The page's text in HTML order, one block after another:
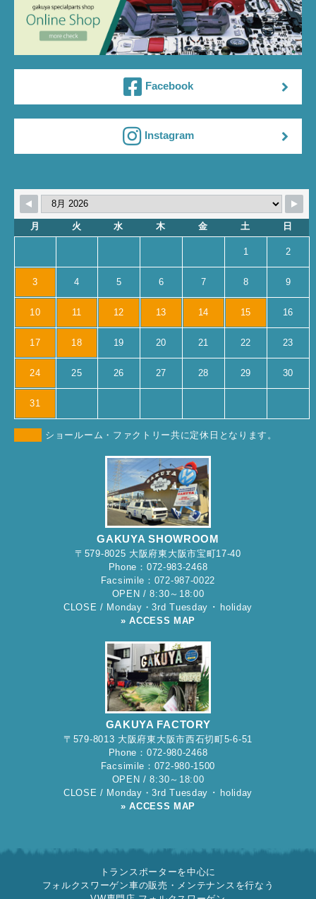
Facebook
Instagram
月 火 水 木 金 土 日
1 2
3 4 5 6 7 8 9
10 11 12 13 14 15 16
17 18 19 20 21 22 23
24 25 26 27 28 29 30
31
ショールーム・ファクトリー共に定休日となります。
GAKUYA SHOWROOM
〒579-8025 大阪府東大阪市宝町17-40
Phone：072-983-2468
Facsimile：072-987-0022
OPEN / 8:30～18:00
CLOSE / Monday・3rd Tuesday ･ holiday
» ACCESS MAP
GAKUYA FACTORY
〒579-8013 大阪府東大阪市西石切町5-6-51
Phone：072-980-2468
Facsimile：072-980-1500
OPEN / 8:30～18:00
CLOSE / Monday・3rd Tuesday ･ holiday
» ACCESS MAP
トランスポーターを中心に
フォルクスワーゲン車の販売・メンテナンスを行なう